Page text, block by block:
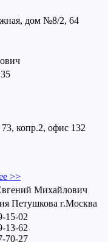
дом №8/2, 64
копр.2, офис 132
>>
Михайлович
Петушкова г.Москва
15-02
13-62
70-27